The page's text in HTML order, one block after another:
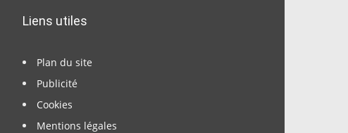
Liens utiles
Plan du site
Publicité
Cookies
Mentions légales